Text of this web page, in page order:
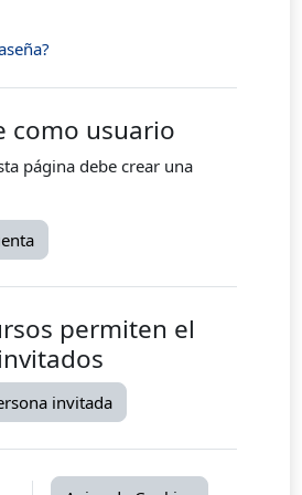
como usuario
página debe crear una
permiten el
invitada